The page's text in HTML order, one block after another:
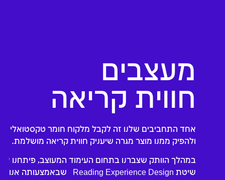
מעצבים
חווית קריאה
אחד התחביבים שלנו זה לקבל מלקוח חומר טקסטואלי
ולהפיק ממנו מוצר מגרה שיעניק חווית קריאה מושלמת.
במהלך הוותק שצברנו בתחום העימוד המעוצב, פיתחנו
שיטת Reading Experience Design שבאמצעותה אנו מייצרים